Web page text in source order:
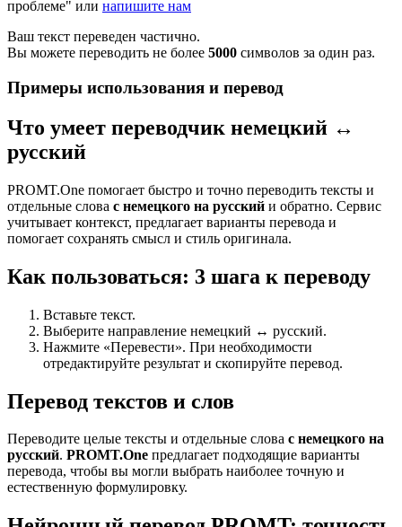
проблеме" или напишите нам
Ваш текст переведен частично.
Вы можете переводить не более 5000 символов за один раз.
Примеры использования и перевод
Что умеет переводчик немецкий ↔
русский
PROMT.One помогает быстро и точно переводить тексты и
отдельные слова с немецкого на русский и обратно. Сервис
учитывает контекст, предлагает варианты перевода и
помогает сохранять смысл и стиль оригинала.
Как пользоваться: 3 шага к переводу
Вставьте текст.
Выберите направление немецкий ↔ русский.
Нажмите «Перевести». При необходимости
отредактируйте результат и скопируйте перевод.
Перевод текстов и слов
Переводите целые тексты и отдельные слова с немецкого на
русский. PROMT.One предлагает подходящие варианты
перевода, чтобы вы могли выбрать наиболее точную и
естественную формулировку.